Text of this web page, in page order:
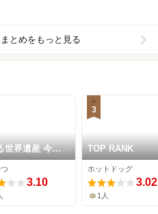
とめをもっと見る
世界遺産 今帰
ーと沖縄料理
年豚
3.10
3
TOP RANK
ホットドッグ
3.02
1人